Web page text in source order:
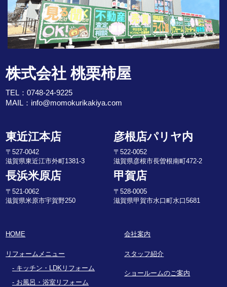
株式会社 桃栗柿屋
TEL：0748-24-9225
MAIL： info@momokurikakiya.com
東近江本店
〒527-0042
滋賀県東近江市外町1381-3
彦根店パリヤ内
〒522-0052
滋賀県彦根市長曽根南町472-2
長浜米原店
〒521-0062
滋賀県米原市宇賀野250
甲賀店
〒528-0005
滋賀県甲賀市水口町水口5681
HOME
リフォームメニュー
キッチン・LDKリフォーム
お風呂・浴室リフォーム
会社案内
スタッフ紹介
ショールームのご案内